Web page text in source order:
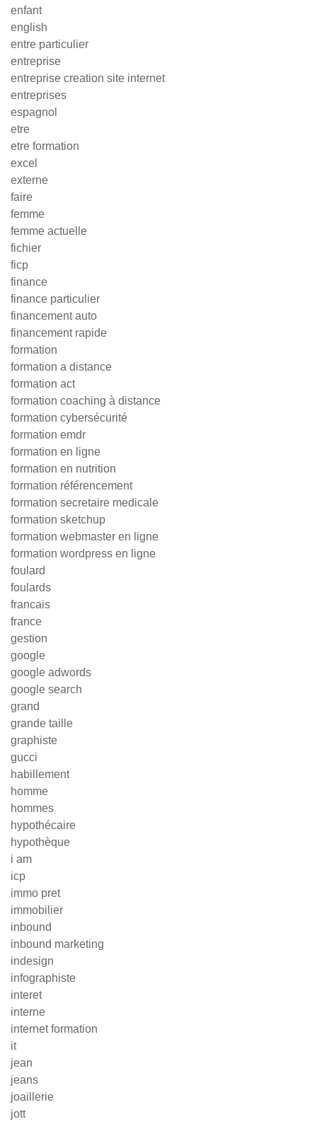
enfant
english
entre particulier
entreprise
entreprise creation site internet
entreprises
espagnol
etre
etre formation
excel
externe
faire
femme
femme actuelle
fichier
ficp
finance
finance particulier
financement auto
financement rapide
formation
formation a distance
formation act
formation coaching à distance
formation cybersécurité
formation emdr
formation en ligne
formation en nutrition
formation référencement
formation secretaire medicale
formation sketchup
formation webmaster en ligne
formation wordpress en ligne
foulard
foulards
francais
france
gestion
google
google adwords
google search
grand
grande taille
graphiste
gucci
habillement
homme
hommes
hypothécaire
hypothèque
i am
icp
immo pret
immobilier
inbound
inbound marketing
indesign
infographiste
interet
interne
internet formation
it
jean
jeans
joaillerie
jott